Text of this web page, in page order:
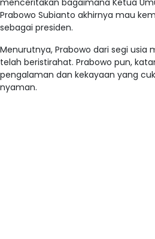
menceritakan bagaimana Ketua
Prabowo Subianto akhirnya mau
sebagai presiden.
Menurutnya, Prabowo dari segi usia
telah beristirahat. Prabowo pun,
pengalaman dan kekayaan yang
nyaman.